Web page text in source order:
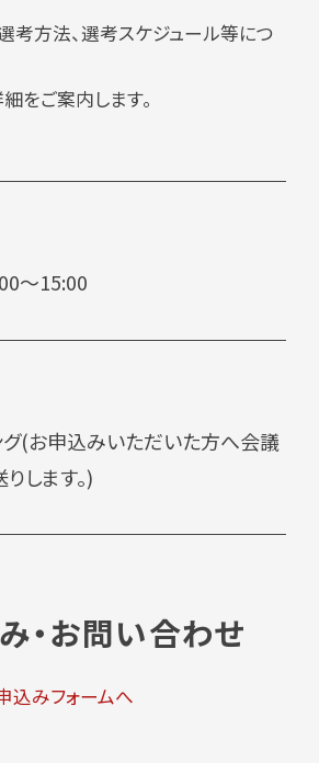
考方法、選考スケジュール等につ
をご案内します。
～15:00
グ(お申込みいただいた方へ会議
します。)
・お問い合わせ
込みフォームへ